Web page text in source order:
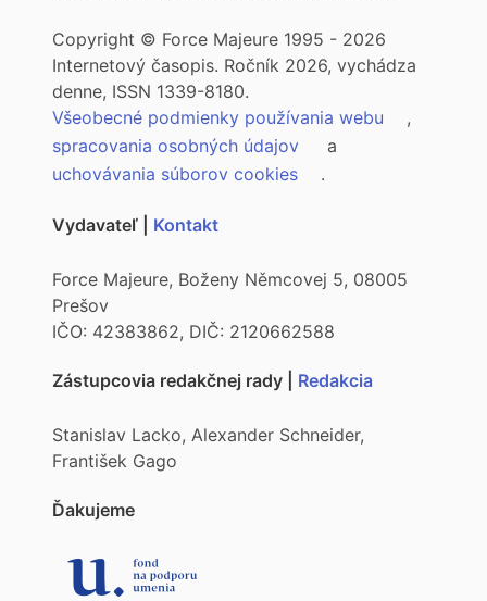
Copyright © Force Majeure 1995 - 2026
Internetový časopis. Ročník 2026, vychádza
denne, ISSN 1339-8180.
Všeobecné podmienky používania webu
,
spracovania osobných údajov
a
uchovávania súborov cookies
.
Vydavateľ | Kontakt
Force Majeure, Boženy Němcovej 5, 08005
Prešov
IČO: 42383862, DIČ: 2120662588
Zástupcovia redakčnej rady | Redakcia
Stanislav Lacko, Alexander Schneider,
František Gago
Ďakujeme